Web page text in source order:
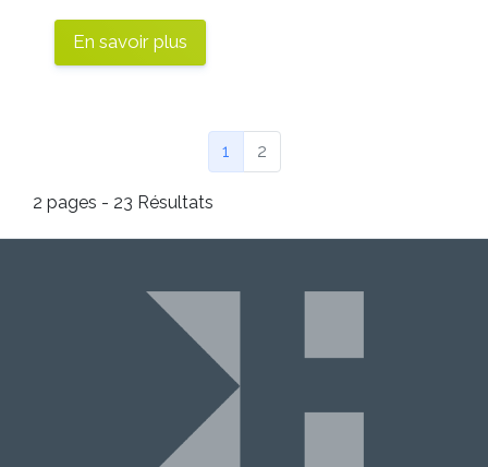
En savoir plus
1 (Page courante)
2
2 pages - 23 Résultats